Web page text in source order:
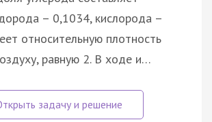
– 0,1034, кислорода –
относительную плотность
равную 2. В ходе и…